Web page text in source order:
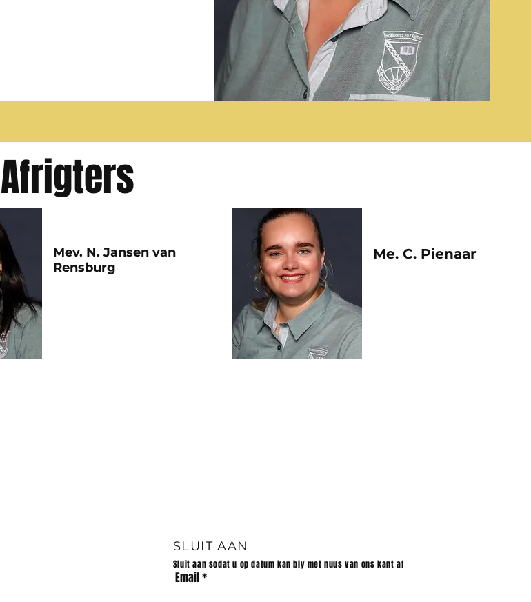
Afrigters
Mev. N. Jansen van
Rensburg
Me. C. Pienaar
SLUIT AAN
Sluit aan sodat u op datum kan bly met nuus van ons kant af
Email